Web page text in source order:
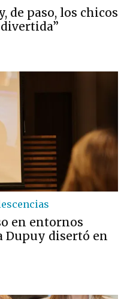
de paso, los chicos
en entornos
Dupuy disertó en